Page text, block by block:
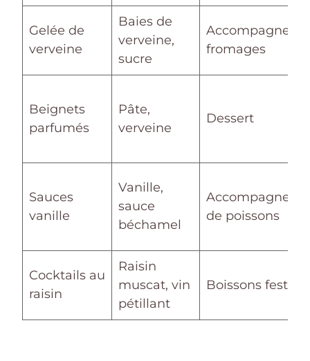
Gelée de
verveine
Baies de
verveine,
sucre
fromages
Beignets
parfumés
Pâte,
verveine
Dessert
Sauces
vanille
Vanille,
sauce
béchamel
de poissons
Cocktails au
raisin
Raisin
muscat, vin
pétillant
Boissons